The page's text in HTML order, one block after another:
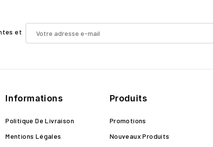
et
Informations
Politique De Livraison
Mentions Légales
Produits
Promotions
Nouveaux Produits